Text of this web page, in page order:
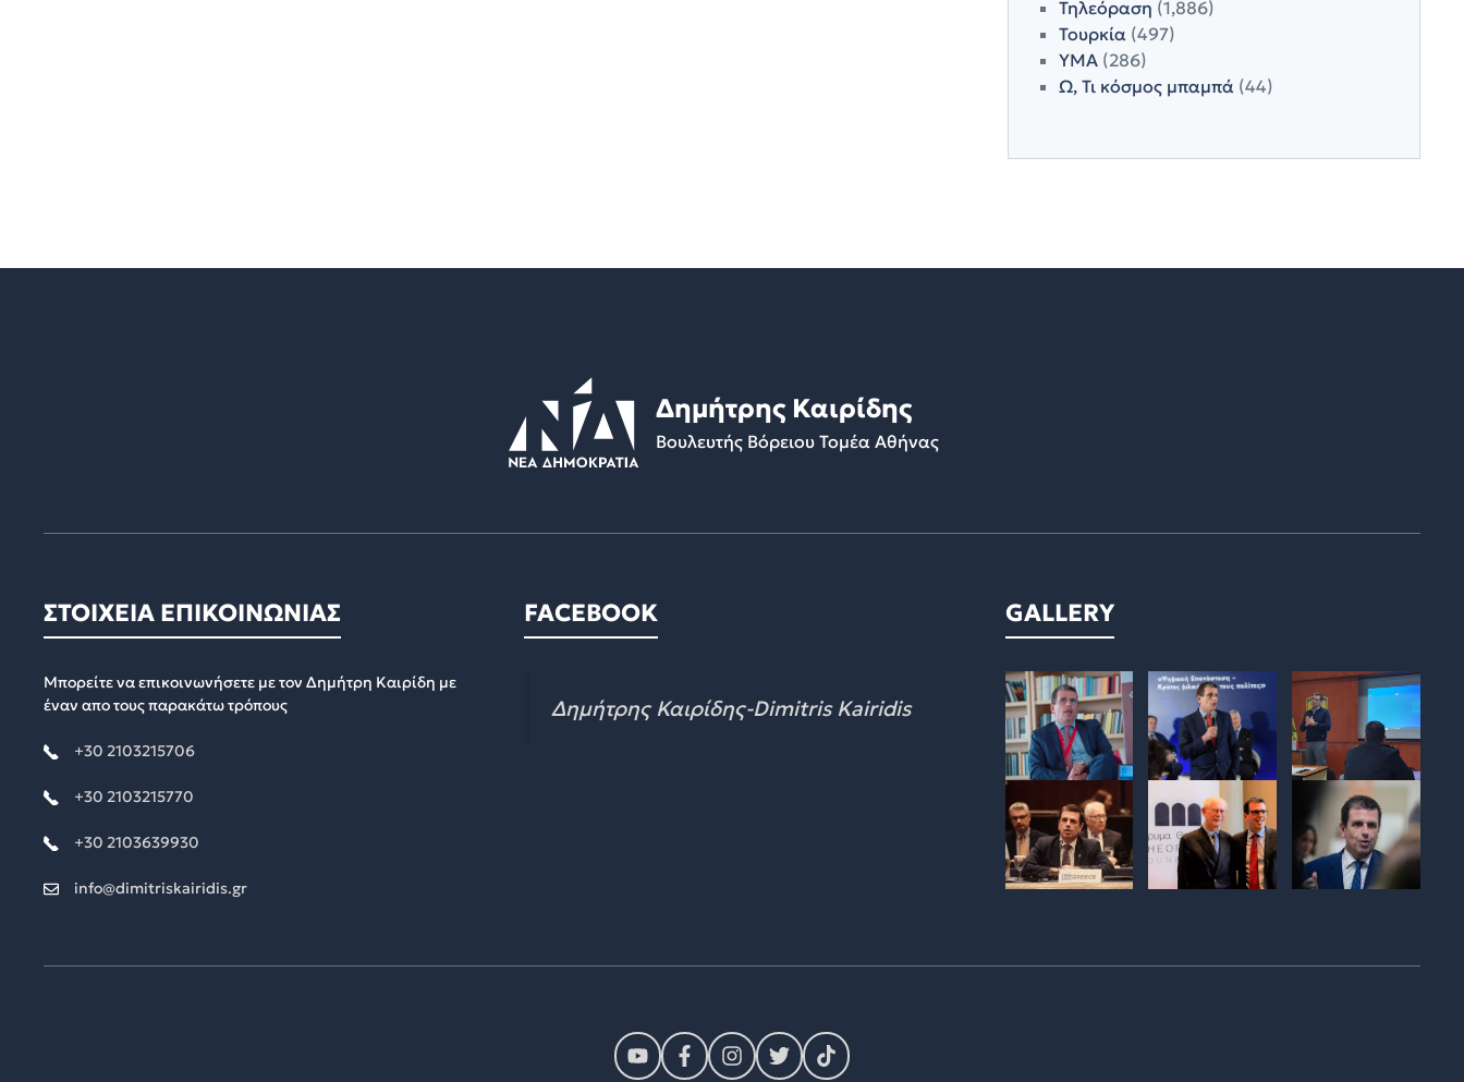
Τηλεόραση (1,886)
Τουρκία(497)
ΥΜΑ(286)
Ω, Τι κόσμος μπαμπά(44)
Δημήτρης Καιρίδης
Βουλευτής Βόρειου Τομέα Αθήνας
ΣΤΟΙΧΕΙΑ ΕΠΙΚΟΙΝΩΝΙΑΣ
Μπορείτε να επικοινωνήσετε με τον Δημήτρη Καιρίδη με
έναν απο τους παρακάτω τρόπους
+30 2103215706
+30 2103215770
+30 2103639930
info@dimitriskairidis.gr
FACEBOOK
Δημήτρης Καιρίδης-Dimitris Kairidis
GALLERY